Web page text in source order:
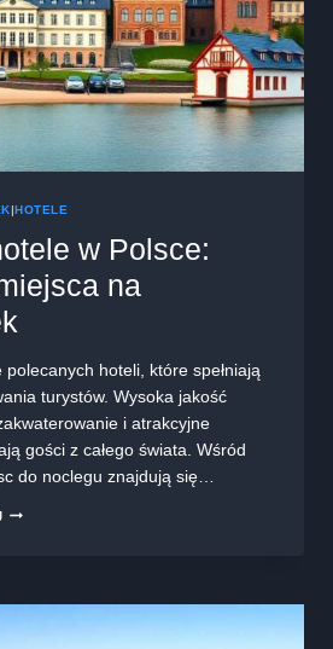
|HOTELE
w Polsce:
na
hoteli, które spełniają
turystów. Wysoka jakość
i atrakcyjne
gości z całego świata. Wśród
do noclegu znajdują się…
POLECANE